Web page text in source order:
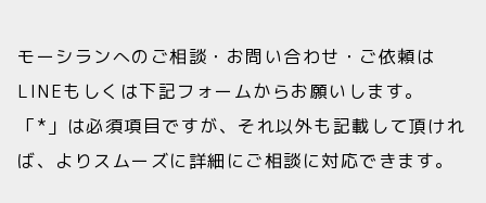
モーシランへのご相談・お問い合わせ・ご依頼は
LINEもしくは下記フォームからお願いします。
「*」は必須項目ですが、それ以外も記載して頂けれ
ば、よりスムーズに詳細にご相談に対応できます。